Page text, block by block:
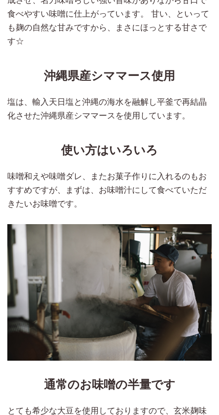
食べやすい味噌に仕上がっています。 甘い、といって
も麹の自然な甘みですから、まさにほっとする甘さで
す☆
沖縄県産シママース使用
塩は、輸入天日塩と沖縄の海水を融解し平釜で再結晶
化させた沖縄県産シママースを使用しています。
使い方はいろいろ
味噌和えや味噌ダレ、またお菓子作りに入れるのもお
すすめですが、まずは、お味噌汁にして食べていただ
きたいお味噌です。
通常のお味噌の半量です
とても希少な大豆を使用しておりますので、玄米麹味